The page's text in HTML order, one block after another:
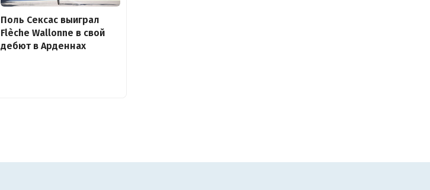
Поль Сексас выиграл
Flèche Wallonne в свой
дебют в Арденнах